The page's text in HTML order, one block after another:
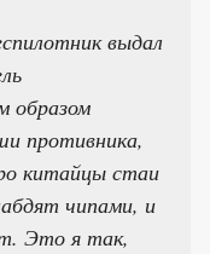
выдал
образом
противника,
китайцы стаи
чипами, и
Это я так,